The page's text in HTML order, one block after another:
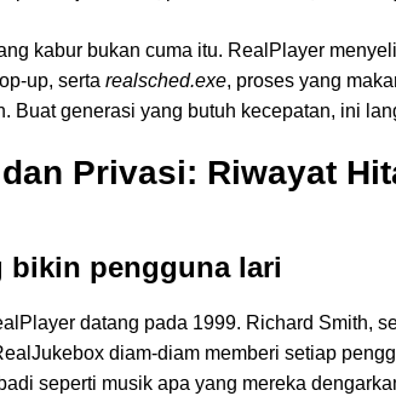
kabur bukan cuma itu. RealPlayer
up, serta realsched.exe, proses yang
Buat generasi yang butuh kecepatan, ini
Privasi: Riwayat
bikin pengguna lari
datang pada 1999. Richard Smith,
diam-diam memberi setiap
seperti musik apa yang mereka